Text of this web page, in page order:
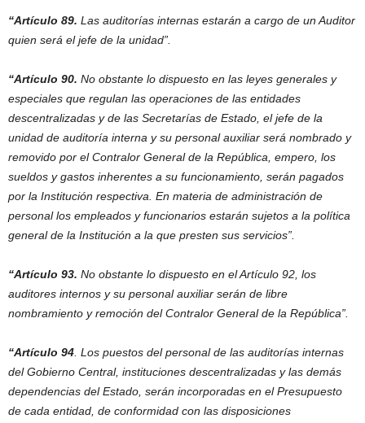
“Artículo 89. Las auditorías internas estarán a cargo de un Auditor
quien será el jefe de la unidad”.
“Artículo 90. No obstante lo dispuesto en las leyes generales y
especiales que regulan las operaciones de las entidades
descentralizadas y de las Secretarías de Estado, el jefe de la
unidad de auditoría interna y su personal auxiliar será nombrado y
removido por el Contralor General de la República, empero, los
sueldos y gastos inherentes a su funcionamiento, serán pagados
por la Institución respectiva. En materia de administración de
personal los empleados y funcionarios estarán sujetos a la política
general de la Institución a la que presten sus servicios”.
“Artículo 93. No obstante lo dispuesto en el Artículo 92, los
auditores internos y su personal auxiliar serán de libre
nombramiento y remoción del Contralor General de la República”.
“Artículo 94 . Los puestos del personal de las auditorías internas
del Gobierno Central, instituciones descentralizadas y las demás
dependencias del Estado, serán incorporadas en el Presupuesto
de cada entidad, de conformidad con las disposiciones